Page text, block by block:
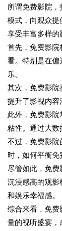
所谓免费影院
模式，向观众
享受丰富多样的
首先，免费影
看。特别是在
乐。
其次，免费影
提升了影视内
此外，免费影
粘性。通过大数
不过，免费影
时，如何平衡
尽管如此，免
沉浸感高的观
和娱乐幸福感。
综合来看，免
量的视听盛宴